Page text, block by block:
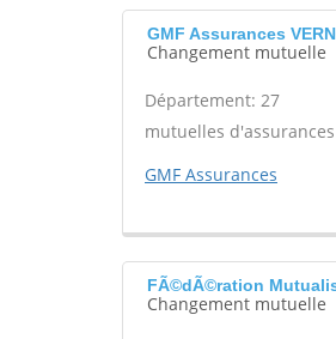
GMF Assurances
Changement mutuelle
Département: 27
mutuelles d'assurances
GMF Assurances
FÃ©dÃ©ration
Changement mutuelle